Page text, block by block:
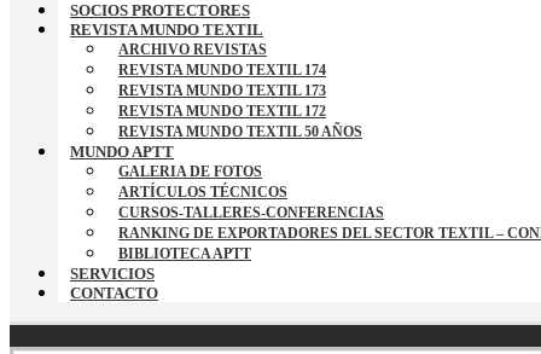
SOCIOS PROTECTORES
REVISTA MUNDO TEXTIL
ARCHIVO REVISTAS
REVISTA MUNDO TEXTIL 174
REVISTA MUNDO TEXTIL 173
REVISTA MUNDO TEXTIL 172
REVISTA MUNDO TEXTIL 50 AÑOS
MUNDO APTT
GALERIA DE FOTOS
ARTÍCULOS TÉCNICOS
CURSOS-TALLERES-CONFERENCIAS
RANKING DE EXPORTADORES DEL SECTOR TEXTIL –
BIBLIOTECA APTT
SERVICIOS
CONTACTO